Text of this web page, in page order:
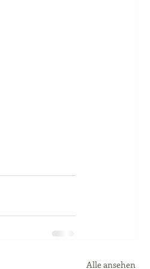
Alle ansehen